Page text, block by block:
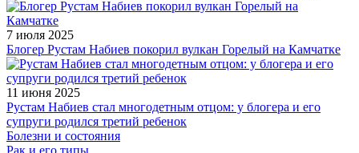
7 июля 2025
Блогер Рустам Набиев покорил вулкан Горелый на Камчатке
11 июня 2025
Рустам Набиев стал многодетным отцом: у блогера и его
супруги родился третий ребенок
Болезни и состояния